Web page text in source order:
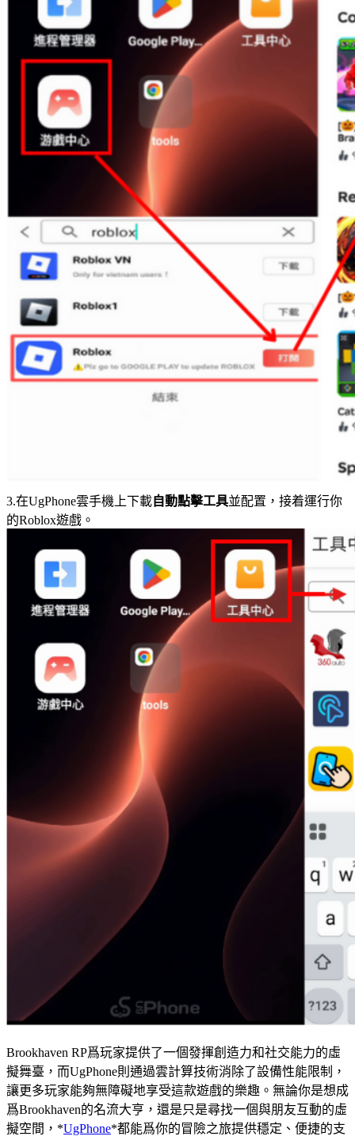
3.在UgPhone雲手機上下載自動點擊工具並配置，接着運行你
的Roblox遊戲。
Brookhaven RP爲玩家提供了一個發揮創造力和社交能力的虛
擬舞臺，而UgPhone則通過雲計算技術消除了設備性能限制，
讓更多玩家能夠無障礙地享受這款遊戲的樂趣。無論你是想成
爲Brookhaven的名流大亨，還是只是尋找一個與朋友互動的虛
擬空間，*UgPhone*都能爲你的冒險之旅提供穩定、便捷的支